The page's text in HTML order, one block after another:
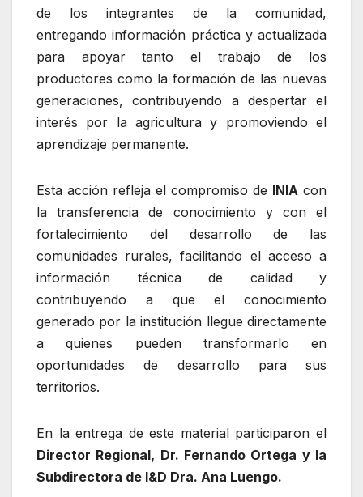
de los integrantes de la comunidad,
entregando información práctica y actualizada
para apoyar tanto el trabajo de los
productores como la formación de las nuevas
generaciones, contribuyendo a despertar el
interés por la agricultura y promoviendo el
aprendizaje permanente.
Esta acción refleja el compromiso de INIA con
la transferencia de conocimiento y con el
fortalecimiento del desarrollo de las
comunidades rurales, facilitando el acceso a
información técnica de calidad y
contribuyendo a que el conocimiento
generado por la institución llegue directamente
a quienes pueden transformarlo en
oportunidades de desarrollo para sus
territorios.
En la entrega de este material participaron el
Director Regional, Dr. Fernando Ortega y la
Subdirectora de I&D Dra. Ana Luengo.